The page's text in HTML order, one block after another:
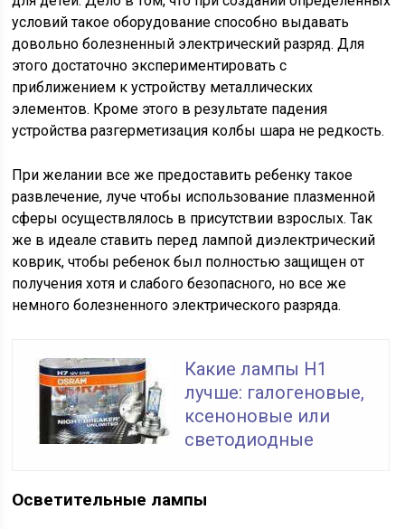
условий такое оборудование способно выдавать
довольно болезненный электрический разряд. Для
этого достаточно экспериментировать с
приближением к устройству металлических
элементов. Кроме этого в результате падения
устройства разгерметизация колбы шара не редкость.
При желании все же предоставить ребенку такое
развлечение, луче чтобы использование плазменной
сферы осуществлялось в присутствии взрослых. Так
же в идеале ставить перед лампой диэлектрический
коврик, чтобы ребенок был полностью защищен от
получения хотя и слабого безопасного, но все же
немного болезненного электрического разряда.
Какие лампы H1
лучше: галогеновые,
ксеноновые или
светодиодные
Осветительные лампы